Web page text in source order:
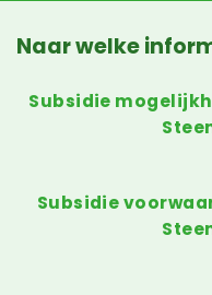
Naar welke
Subsidie
Subsidie